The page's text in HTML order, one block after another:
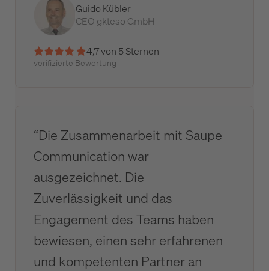
Guido Kübler
CEO gkteso GmbH
4,7 von 5 Sternen
verifizierte Bewertung
“Die Zusammenarbeit mit Saupe
Communication war
ausgezeichnet. Die
Zuverlässigkeit und das
Engagement des Teams haben
bewiesen, einen sehr erfahrenen
und kompetenten Partner an